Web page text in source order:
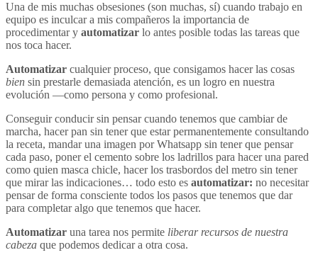
Una de mis muchas obsesiones (son muchas, sí) cuando trabajo en
equipo es inculcar a mis compañeros la importancia de
procedimentar y automatizar lo antes posible todas las tareas que
nos toca hacer.
Automatizar cualquier proceso, que consigamos hacer las cosas
bien sin prestarle demasiada atención, es un logro en nuestra
evolución —como persona y como profesional.
Conseguir conducir sin pensar cuando tenemos que cambiar de
marcha, hacer pan sin tener que estar permanentemente consultando
la receta, mandar una imagen por Whatsapp sin tener que pensar
cada paso, poner el cemento sobre los ladrillos para hacer una pared
como quien masca chicle, hacer los trasbordos del metro sin tener
que mirar las indicaciones… todo esto es automatizar: no necesitar
pensar de forma consciente todos los pasos que tenemos que dar
para completar algo que tenemos que hacer.
Automatizar una tarea nos permite liberar recursos de nuestra
cabeza que podemos dedicar a otra cosa.